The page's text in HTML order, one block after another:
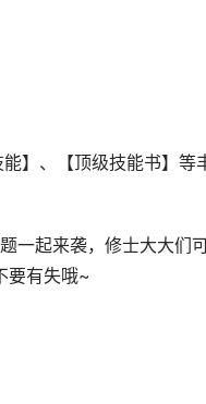
】、【顶级技能书】等
起来袭，修士大大们
要有失哦~